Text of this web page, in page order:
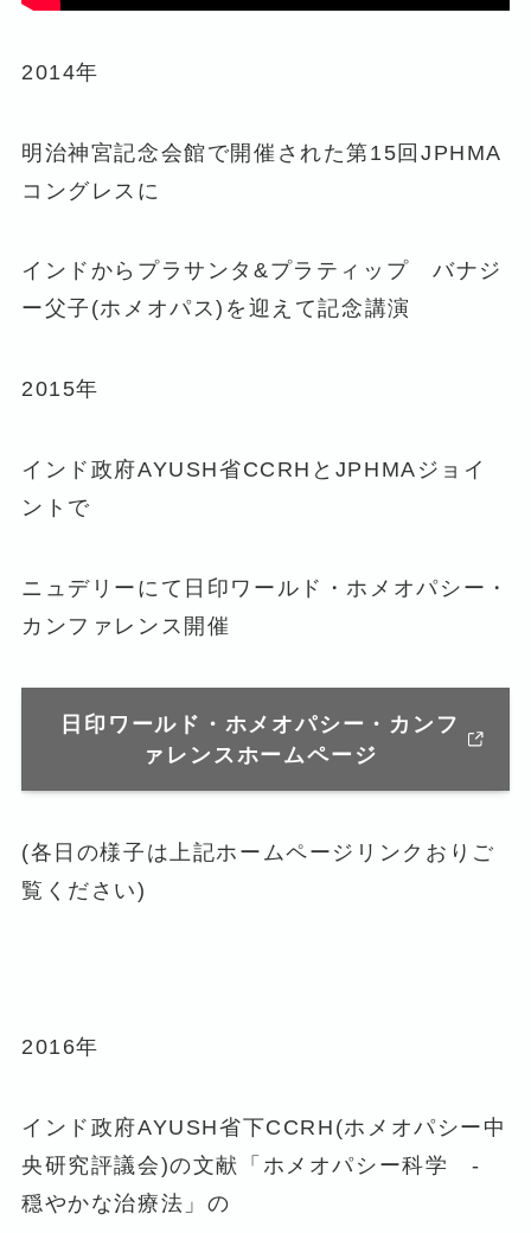
2014年
明治神宮記念会館で開催された第15回JPHMA
コングレスに
インドからプラサンタ&プラティップ バナジ
ー父子(ホメオパス)を迎えて記念講演
2015年
インド政府AYUSH省CCRHとJPHMAジョイ
ントで
ニュデリーにて日印ワールド・ホメオパシー・
カンファレンス開催
日印ワールド・ホメオパシー・カンフ
ァレンスホームページ
(各日の様子は上記ホームページリンクおりご
覧ください)
2016年
インド政府AYUSH省下CCRH(ホメオパシー中
央研究評議会)の文献「ホメオパシー科学 -
穏やかな治療法」の